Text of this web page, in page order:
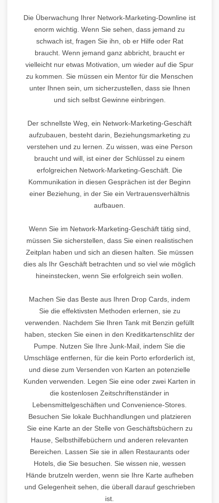
Die Überwachung Ihrer Network-Marketing-Downline ist
enorm wichtig. Wenn Sie sehen, dass jemand zu
schwach ist, fragen Sie ihn, ob er Hilfe oder Rat
braucht. Wenn jemand ganz abbricht, braucht er
vielleicht nur etwas Motivation, um wieder auf die Spur
zu kommen. Sie müssen ein Mentor für die Menschen
unter Ihnen sein, um sicherzustellen, dass sie Ihnen
und sich selbst Gewinne einbringen.
Der schnellste Weg, ein Network-Marketing-Geschäft
aufzubauen, besteht darin, Beziehungsmarketing zu
verstehen und zu lernen. Zu wissen, was eine Person
braucht und will, ist einer der Schlüssel zu einem
erfolgreichen Network-Marketing-Geschäft. Die
Kommunikation in diesen Gesprächen ist der Beginn
einer Beziehung, in der Sie ein Vertrauensverhältnis
aufbauen.
Wenn Sie im Network-Marketing-Geschäft tätig sind,
müssen Sie sicherstellen, dass Sie einen realistischen
Zeitplan haben und sich an diesen halten. Sie müssen
dies als Ihr Geschäft betrachten und so viel wie möglich
hineinstecken, wenn Sie erfolgreich sein wollen.
Machen Sie das Beste aus Ihren Drop Cards, indem
Sie die effektivsten Methoden erlernen, sie zu
verwenden. Nachdem Sie Ihren Tank mit Benzin gefüllt
haben, stecken Sie einen in den Kreditkartenschlitz der
Pumpe. Nutzen Sie Ihre Junk-Mail, indem Sie die
Umschläge entfernen, für die kein Porto erforderlich ist,
und diese zum Versenden von Karten an potenzielle
Kunden verwenden. Legen Sie eine oder zwei Karten in
die kostenlosen Zeitschriftenständer in
Lebensmittelgeschäften und Convenience-Stores.
Besuchen Sie lokale Buchhandlungen und platzieren
Sie eine Karte an der Stelle von Geschäftsbüchern zu
Hause, Selbsthilfebüchern und anderen relevanten
Bereichen. Lassen Sie sie in allen Restaurants oder
Hotels, die Sie besuchen. Sie wissen nie, wessen
Hände brutzeln werden, wenn sie Ihre Karte aufheben
und Gelegenheit sehen, die überall darauf geschrieben
ist.